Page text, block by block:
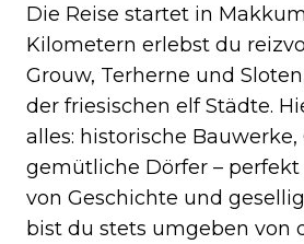
Die Reise startet in Makkum
Kilometern erlebst du
Grouw, Terherne und
der friesischen elf Städte.
alles: historische Bauwerke,
gemütliche Dörfer –
von Geschichte und
bist du stets umgeben von